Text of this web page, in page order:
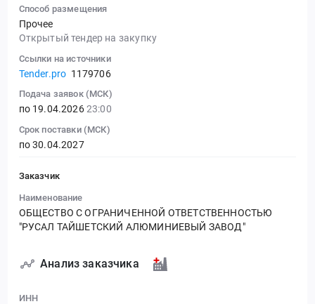
Способ размещения
Прочее
Открытый тендер на закупку
Ссылки на источники
Tender.pro 1179706
Подача заявок (МСК)
по 19.04.202623:00
Срок поставки (МСК)
по 30.04.2027
Заказчик
Наименование
ОБЩЕСТВО С ОГРАНИЧЕННОЙ ОТВЕТСТВЕННОСТЬЮ
"РУСАЛ ТАЙШЕТСКИЙ АЛЮМИНИЕВЫЙ ЗАВОД"
Анализ заказчика
ИНН